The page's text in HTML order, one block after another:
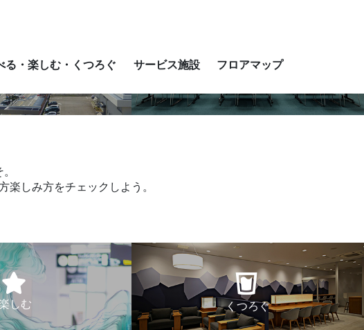
る・楽しむ・くつろぐ サービス施設 フロアマップ
しみ方をチェックしよう。
楽しむ くつろぐ